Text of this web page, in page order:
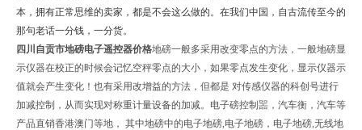
本，拥有正常思维的卖家，都是不会这么做的。在我们中国，自古流传至今的
那句老话一分钱，一分货。
四川自贡市地磅电子遥控器价格地磅一般多采用改变零点的方法，一般地磅显
示仪器在校正的时候会记忆空秤零点的大小，如果零点发生变化，显示仪器示
值就会产生变化！也有采用改增益的方法，但都是 对传感仪器的科创号进行
加减控制，从而实现对称重计量设备的加减。电子磅控制噐，汽车衡，汽车等
产品直销香港澳门等地， 其中地磅中的电子地磅,电子地磅，电子地磅,无线地